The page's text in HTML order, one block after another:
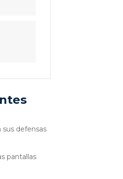
sus defensas
pantallas